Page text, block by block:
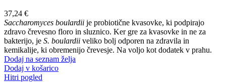
37,24 €
Saccharomyces boulardii je probiotične kvasovke, ki podpirajo
zdravo črevesno floro in sluznico. Ker gre za kvasovke in ne za
bakterijo, je S. boulardii veliko bolj odporen na zdravila in
kemikalije, ki obremenijo črevesje. Na voljo kot dodatek v prahu.
Dodaj na seznam želja
Dodaj v košarico
Hitri pogled